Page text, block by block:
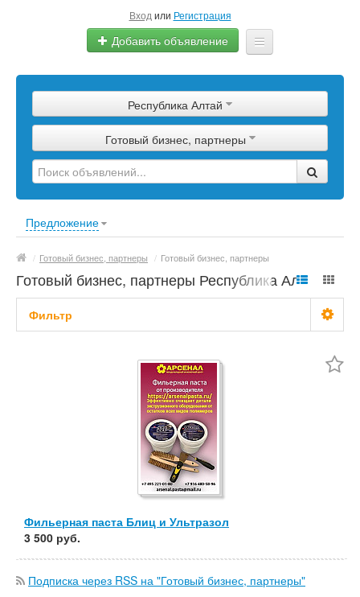
Вход или Регистрация
Добавить объявление
Сырье
Изделия
Оборудование
Республика Алтай
Готовый бизнес, партнеры
Предложение
/ Готовый бизнес, партнеры / Готовый бизнес, партнеры
Готовый бизнес, партнеры Республика Алтай
Фильтр
Применить Сбросить фильтр
Фильерная паста Блиц и Ультразол
3 500 руб.
Подписка через RSS на "Готовый бизнес, партнеры"